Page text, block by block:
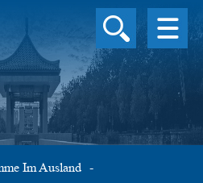
ÜBERBLICK ÜBER
UNIVERSITÄT
STIPENDIUM
WISSENSCHAFTLICHE
FORSCHUNG
Im Ausland